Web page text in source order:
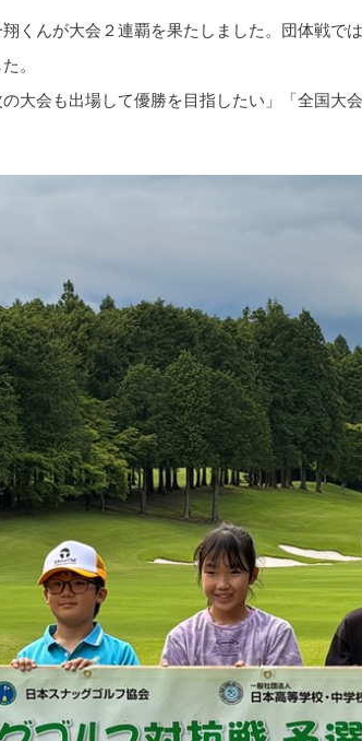
くんが大会２連覇を果たしました。団体戦で
。
大会も出場して優勝を目指したい」「全国大